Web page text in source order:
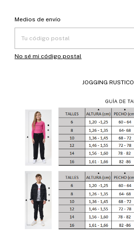
Entregas para el CP:
Medios de envío
No sé mi código postal
JOGGING RUSTICO